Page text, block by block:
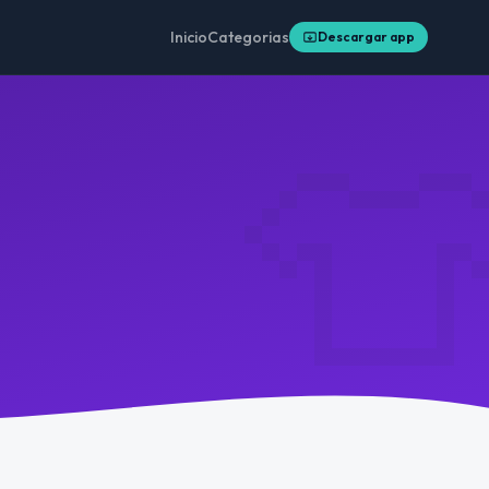
InicioCategorias Descargar app